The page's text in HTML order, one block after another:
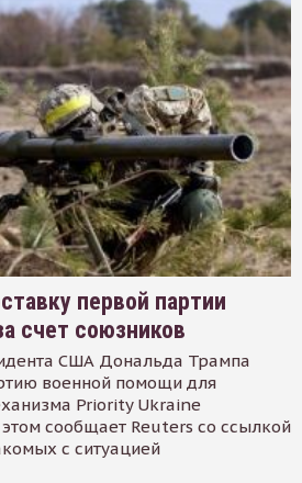
первой партии
счет союзников
США Дональда Трампа
военной помощи для
Priority Ukraine
сообщает Reuters со ссылкой
с ситуацией